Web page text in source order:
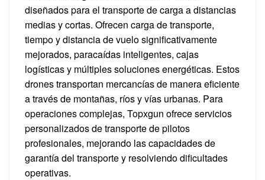
diseñados para el transporte de carga a distancias
medias y cortas. Ofrecen carga de transporte,
tiempo y distancia de vuelo significativamente
mejorados, paracaídas inteligentes, cajas
logísticas y múltiples soluciones energéticas. Estos
drones transportan mercancías de manera eficiente
a través de montañas, ríos y vías urbanas. Para
operaciones complejas, Topxgun ofrece servicios
personalizados de transporte de pilotos
profesionales, mejorando las capacidades de
garantía del transporte y resolviendo dificultades
operativas.